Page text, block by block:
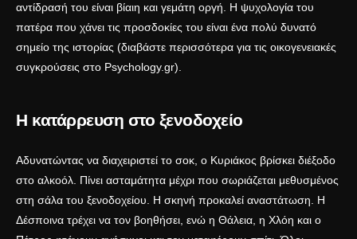
αντίδρασή του είναι βίαιη και γεμάτη οργή. Η ψυχολογία του
πατέρα που χάνει τις προσδοκίες του είναι ένα πολύ δυνατό
σημείο της ιστορίας (διαβάστε περισσότερα για τις οικογενειακές
συγκρούσεις στο Psychology.gr).
Η κατάρρευση στο ξενοδοχείο
Αδυνατώντας να διαχειριστεί το σοκ, ο Κυριάκος βρίσκει διέξοδο
στο αλκοόλ. Πίνει ασταμάτητα μέχρι που σωριάζεται μεθυσμένος
στη σάλα του ξενοδοχείου. Η σκηνή προκαλεί αναστάτωση. Η
Δέσποινα τρέχει να τον βοηθήσει, ενώ η Θάλεια, η Χλόη και ο